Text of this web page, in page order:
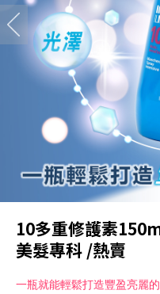
10多重修護素
美髮專科 /熱賣
一瓶就能輕鬆打造豐盈亮麗